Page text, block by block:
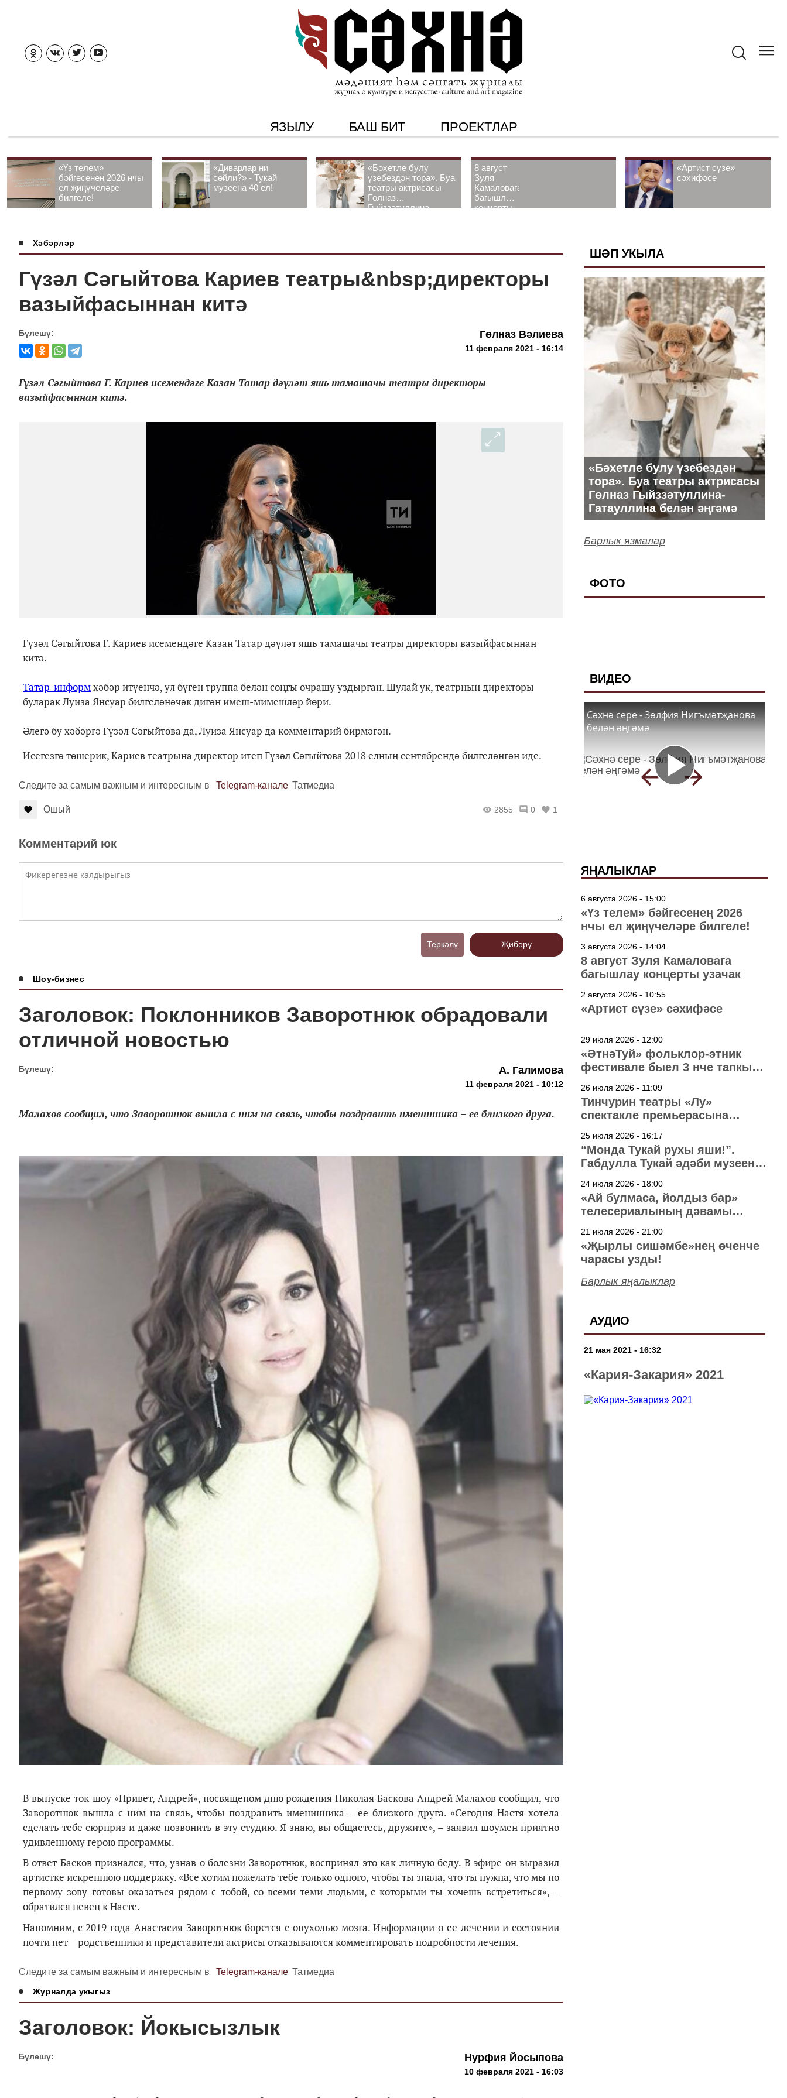
ЯЗЫЛУ БАШ БИТ ПРОЕКТЛАР
«Үз телем»
бәйгесенең 2026 нчы
ел җиңүчеләре
билгеле!
«Диварлар ни
сөйли?» - Тукай
музеена 40 ел!
«Бәхетле булу
үзебездән тора». Буа
театры актрисасы
Гөлназ
Гыйззәтуллина-
8 август
Зуля
Камаловага
багышлау
концерты
«Артист сүзе»
сәхифәсе
Хәбәрләр
Гүзәл Сәгыйтова Кариев театры&nbsp;директоры
вазыйфасыннан китә
Бүлешү: Гөлназ Вәлиева
11 февраля 2021 - 16:14
Гүзәл Сәгыйтова Г. Кариев исемендәге Казан Татар дәүләт яшь тамашачы театры директоры
вазыйфасыннан китә.
Гүзәл Сәгыйтова Г. Кариев исемендәге Казан Татар дәүләт яшь тамашачы театры директоры вазыйфасыннан
китә.
Татар-информхәбәр итүенчә, ул бүген труппа белән соңгы очрашу уздырган. Шулай ук, театрның директоры
буларак Луиза Янсуар билгеләнәчәк дигән имеш-мимешләр йөри.
Әлегә бу хәбәргә Гүзәл Сәгыйтова да, Луиза Янсуар да комментарий бирмәгән.
Исегезгә төшерик, Кариев театрына директор итеп Гүзәл Сәгыйтова 2018 елның сентябрендә билгеләнгән иде.
Следите за самым важным и интересным в Telegram-канале Татмедиа
Ошый 2855 0 1
Комментарий юк
Теркәлү Җибәрү
Шоу-бизнес
Заголовок: Поклонников Заворотнюк обрадовали
отличной новостью
Бүлешү: А. Галимова
11 февраля 2021 - 10:12
Малахов сообщил, что Заворотнюк вышла с ним на связь, чтобы поздравить именинника – ее близкого друга.
В выпуске ток-шоу «Привет, Андрей», посвященом дню рождения Николая Баскова Андрей Малахов сообщил, что
Заворотнюк вышла с ним на связь, чтобы поздравить именинника – ее близкого друга. «Сегодня Настя хотела
сделать тебе сюрприз и даже позвонить в эту студию. Я знаю, вы общаетесь, дружите», – заявил шоумен приятно
удивленному герою программы.
В ответ Басков признался, что, узнав о болезни Заворотнюк, воспринял это как личную беду. В эфире он выразил
артистке искреннюю поддержку. «Все хотим пожелать тебе только одного, чтобы ты знала, что ты нужна, что мы по
первому зову готовы оказаться рядом с тобой, со всеми теми людьми, с которыми ты хочешь встретиться», –
обратился певец к Насте.
Напомним, с 2019 года Анастасия Заворотнюк борется с опухолью мозга. Информации о ее лечении и состоянии
почти нет – родственники и представители актрисы отказываются комментировать подробности лечения.
Следите за самым важным и интересным в Telegram-канале Татмедиа
Журналда укыгыз
Заголовок: Йокысызлык
Бүлешү: Нурфия Йосыпова
10 февраля 2021 - 16:03
ШӘП УКЫЛА
«Бәхетле булу үзебездән
тора». Буа театры актрисасы
Гөлназ Гыйззәтуллина-
Гатауллина белән әңгәмә
Барлык язмалар
ФОТО
ВИДЕО
Сәхнә сере - Зөлфия Нигъмәтҗанова
белән әңгәмә
ЯҢАЛЫКЛАР
6 августа 2026 - 15:00
«Үз телем» бәйгесенең 2026
нчы ел җиңүчеләре билгеле!
3 августа 2026 - 14:04
8 август Зуля Камаловага
багышлау концерты узачак
2 августа 2026 - 10:55
«Артист сүзе» сәхифәсе
29 июля 2026 - 12:00
«ӘтнәТуй» фольклор-этник
фестивале быел 3 нче тапкыр
26 июля 2026 - 11:09
Тинчурин театры «Лу»
спектакле премьерасына
25 июля 2026 - 16:17
“Монда Тукай рухы яши!”.
Габдулла Тукай әдәби музеена
24 июля 2026 - 18:00
«Ай булмаса, йолдыз бар»
телесериалының дәвамы
21 июля 2026 - 21:00
«Җырлы сишәмбе»нең өченче
чарасы узды!
Барлык яңалыклар
АУДИО
21 мая 2021 - 16:32
«Кария-Закария» 2021